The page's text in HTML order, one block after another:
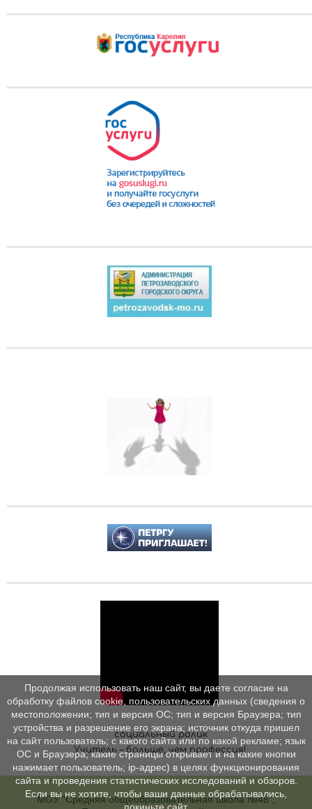
социальный ролик
Учитель – больше, чем профессия!
МОУ "Средняя общеобразовательная школа №48",
Продолжая использовать наш сайт, вы даете согласие на
обработку файлов cookie, пользовательских данных (сведения о
местоположении; тип и версия ОС; тип и версия Браузера; тип
устройства и разрешение его экрана; источник откуда пришел
на сайт пользователь; с какого сайта или по какой рекламе; язык
ОС и Браузера; какие страницы открывает и на какие кнопки
нажимает пользователь; ip-адрес) в целях функционирования
сайта и проведения статистических исследований и обзоров.
Если вы не хотите, чтобы ваши данные обрабатывались,